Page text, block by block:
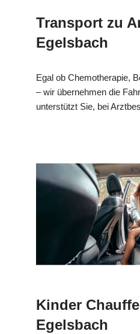
Transport zu
Egelsbach
Egal ob Chemotherapie,
– wir übernehmen die
unterstützt Sie, bei
Kinder
Egelsbach